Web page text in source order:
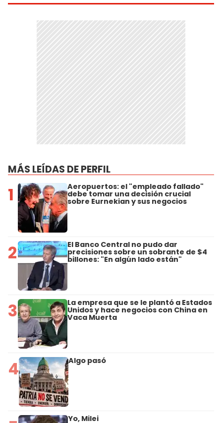
MÁS LEÍDAS DE PERFIL
1 Aeropuertos: el "empleado fallado"
debe tomar una decisión crucial
sobre Eurnekian y sus negocios
2 El Banco Central no pudo dar
precisiones sobre un sobrante de $4
billones: "En algún lado están"
3 La empresa que se le plantó a Estados
Unidos y hace negocios con China en
Vaca Muerta
4 Algo pasó
Yo, Milei